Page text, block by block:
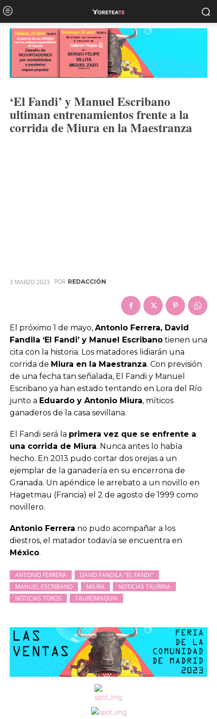
‘El Fandi’ y Manuel Escribano
ultiman entrenamientos frente a la
corrida de Miura en la Maestranza
3 MARZO 2023 POR REDACCIÓN
El próximo 1 de mayo, Antonio Ferrera, David
Fandila ‘El Fandi’ y Manuel Escribano tienen una
cita con la historia. Los matadores lidiarán una
corrida de Miura en la Maestranza. Con previsión
de una fecha tan señalada, El Fandi y Manuel
Escribano ya han estado tentando en Lora del Río
junto a Eduardo y Antonio Miura, míticos
ganaderos de la casa sevillana.
El Fandi será la primera vez que se enfrente a
una corrida de Miura. Nunca antes lo había
hecho. En 2013 pudo cortar dos orejas a un
ejemplar de la ganadería en su encerrona de
Granada. Un apéndice le arrebato a un novillo en
Hagetmau (Francia) el 2 de agosto de 1999 como
novillero.
Antonio Ferrera no pudo acompañar a los
diestros, el matador todavía se encuentra en
México.
ANTONIO FERRERA
DAVID FANDILA "EL FANDI"
MANUEL ESCRIBANO
MIURA
NOTICIAS TAURINA
NOTICIAS TOROS
TAUROMAQUIA